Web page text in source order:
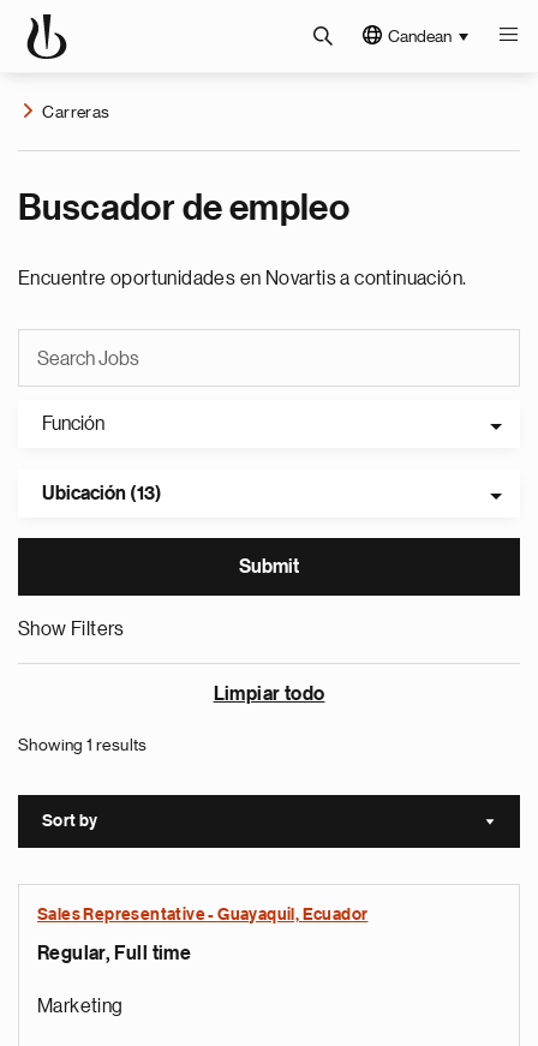
Candean
Carreras
Buscador de empleo
Encuentre oportunidades en Novartis a continuación.
Función
Ubicación (13)
Show Filters
Limpiar todo
Showing 1 results
Sort by Sort
Sales Representative - Guayaquil, Ecuador
Regular, Full time
Marketing